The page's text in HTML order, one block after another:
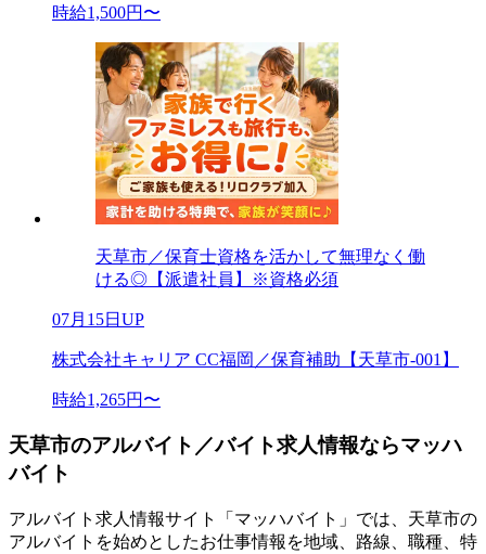
時給1,500円〜
天草市／保育士資格を活かして無理なく働
ける◎【派遣社員】※資格必須
07月15日UP
株式会社キャリア CC福岡／保育補助【天草市-001】
時給1,265円〜
天草市のアルバイト／バイト求人情報ならマッハ
バイト
アルバイト求人情報サイト「マッハバイト」では、天草市の
アルバイトを始めとしたお仕事情報を地域、路線、職種、特